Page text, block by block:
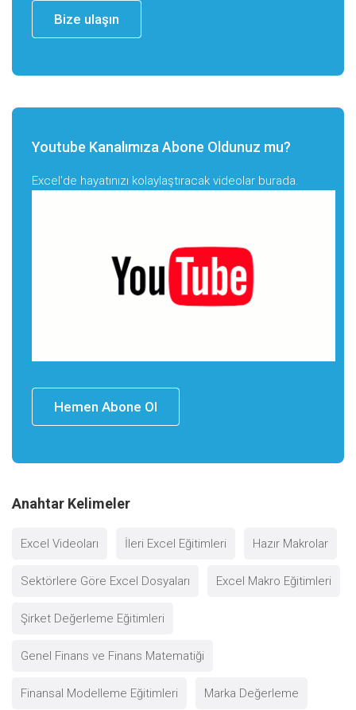
Bize ulaşın
Youtube Kanalımıza Abone Oldunuz mu?
Excel'de hayatınızı kolaylaştıracak videolar burada.
Hemen Abone Ol
Anahtar Kelimeler
Excel Videoları İleri Excel Eğitimleri Hazır Makrolar
Sektörlere Göre Excel Dosyaları Excel Makro Eğitimleri
Şirket Değerleme Eğitimleri
Genel Finans ve Finans Matematiği
Finansal Modelleme Eğitimleri Marka Değerleme